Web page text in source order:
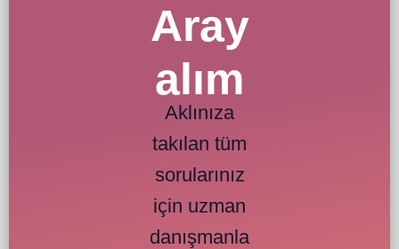
Aray
alım
Aklınıza
takılan tüm
sorularınız
için uzman
danışmanla